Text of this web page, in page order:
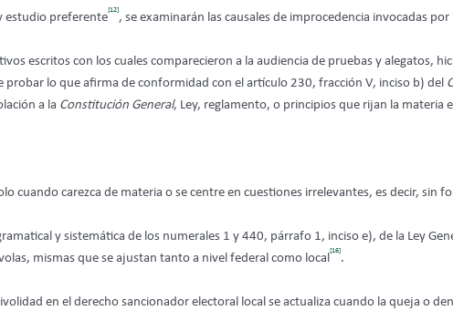
estudio preferente
[12]
, se examinarán las causales de improcedencia invocadas por
escritos con los cuales comparecieron a la audiencia de pruebas y alegatos,
probar lo que afirma de conformidad con el artículo 230, fracción V, inciso b) del
a la Constitución General, Ley, reglamento, o principios que rijan la materia
cuando carezca de materia o se centre en cuestiones irrelevantes, es decir, sin
y sistemática de los numerales 1 y 440, párrafo 1, inciso e), de la Ley
mismas que se ajustan tanto a nivel federal como local
[16]
.
en el derecho sancionador electoral local se actualiza cuando la queja o